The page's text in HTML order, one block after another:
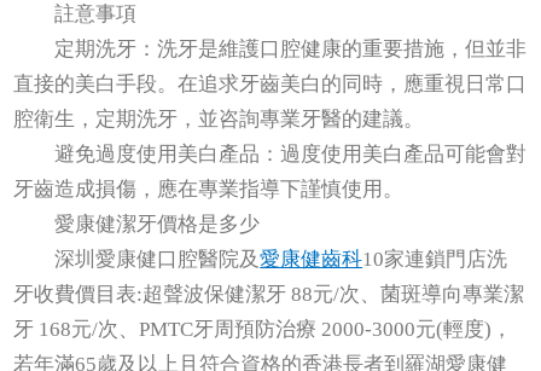
註意事項
定期洗牙：洗牙是維護口腔健康的重要措施，但並非
直接的美白手段。在追求牙齒美白的同時，應重視日常口
腔衛生，定期洗牙，並咨詢專業牙醫的建議。
避免過度使用美白產品：過度使用美白產品可能會對
牙齒造成損傷，應在專業指導下謹慎使用。
愛康健潔牙價格是多少
深圳愛康健口腔醫院及愛康健齒科10家連鎖門店洗
牙收費價目表:超聲波保健潔牙 88元/次、菌斑導向專業潔
牙 168元/次、PMTC牙周預防治療 2000-3000元(輕度)，
若年滿65歲及以上且符合資格的香港長者到羅湖愛康健